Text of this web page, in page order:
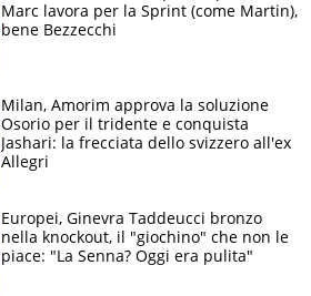
Marc lavora per la Sprint (come Martin),
bene Bezzecchi
Milan, Amorim approva la soluzione
Osorio per il tridente e conquista
Jashari: la frecciata dello svizzero all'ex
Allegri
Europei, Ginevra Taddeucci bronzo
nella knockout, il "giochino" che non le
piace: "La Senna? Oggi era pulita"